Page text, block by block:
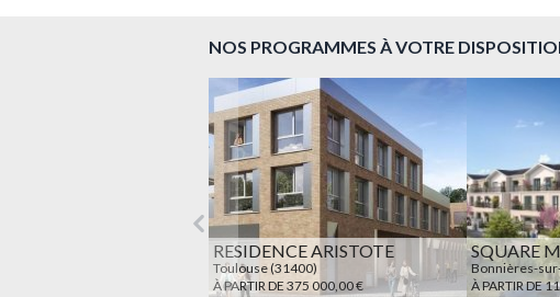
À PARTIR DE 184 625,00 € À
NOS PROGRAMMES À VOTRE
Précédent
RESIDENCE ARISTOTE
Toulouse (31400)
À PARTIR DE 375 000,00 €
SQUARE
Bonnières-
À PARTIR DE